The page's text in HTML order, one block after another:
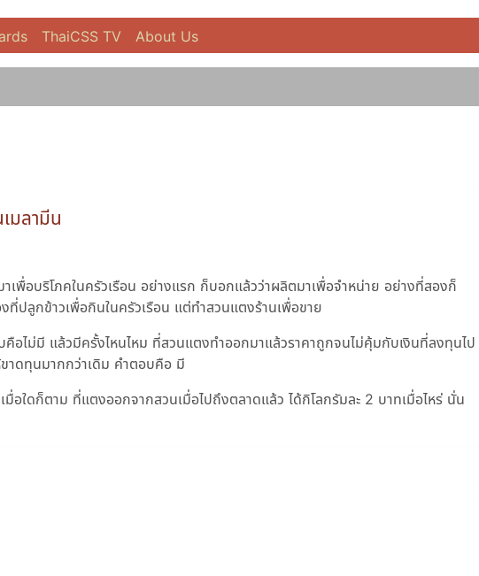
ThaiCSS TV About Us
มลามีน
พื่อบริโภคในครัวเรือน อย่างแรก ก็บอกแล้วว่าผลิตมาเพื่อจำหน่าย อย่างที่สองก็
ปลูกข้าวเพื่อกินในครัวเรือน แต่ทำสวนแตงร้านเพื่อขาย
อไม่มี แล้วมีครั้งไหนไหม ที่สวนแตงทำออกมาแล้วราคาถูกจนไม่คุ้มกับเงินที่ลงทุนไป
ขาดทุนมากกว่าเดิม คำตอบคือ มี
ใดก็ตาม ที่แตงออกจากสวนเมื่อไปถึงตลาดแล้ว ได้กิโลกรัมละ 2 บาทเมื่อไหร่ นั่น